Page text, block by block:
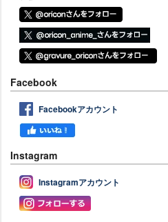
Facebook
Facebookアカウント
Instagram
Instagramアカウント